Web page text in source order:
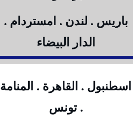
باريس . لندن . امستردام .
الدار البيضاء
اسطنبول . القاهرة . المنامة
. تونس